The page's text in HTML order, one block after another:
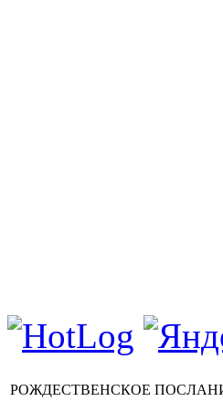
РОЖДЕСТВЕНСКОЕ